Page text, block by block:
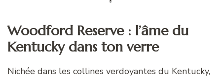
Woodford Reserve : l’âme du
Kentucky dans ton verre
Nichée dans les collines verdoyantes du Kentucky,